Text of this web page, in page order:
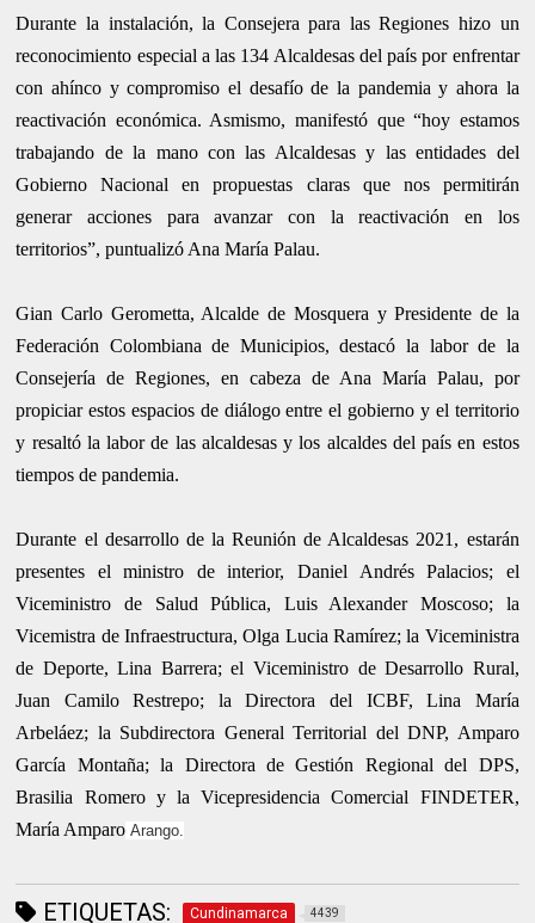
Durante la instalación, la Consejera para las Regiones hizo un
reconocimiento especial a las 134 Alcaldesas del país por enfrentar
con ahínco y compromiso el desafío de la pandemia y ahora la
reactivación económica. Asmismo, manifestó que “hoy estamos
trabajando de la mano con las Alcaldesas y las entidades del
Gobierno Nacional en propuestas claras que nos permitirán
generar acciones para avanzar con la reactivación en los
territorios”, puntualizó Ana María Palau.
Gian Carlo Gerometta, Alcalde de Mosquera y Presidente de la
Federación Colombiana de Municipios, destacó la labor de la
Consejería de Regiones, en cabeza de Ana María Palau, por
propiciar estos espacios de diálogo entre el gobierno y el territorio
y resaltó la labor de las alcaldesas y los alcaldes del país en estos
tiempos de pandemia.
Durante el desarrollo de la Reunión de Alcaldesas 2021, estarán
presentes el ministro de interior, Daniel Andrés Palacios; el
Viceministro de Salud Pública, Luis Alexander Moscoso; la
Vicemistra de Infraestructura, Olga Lucia Ramírez; la Viceministra
de Deporte, Lina Barrera; el Viceministro de Desarrollo Rural,
Juan Camilo Restrepo; la Directora del ICBF, Lina María
Arbeláez; la Subdirectora General Territorial del DNP, Amparo
García Montaña; la Directora de Gestión Regional del DPS,
Brasilia Romero y la Vicepresidencia Comercial FINDETER,
María Amparo Arango.
ETIQUETAS: Cundinamarca 4439